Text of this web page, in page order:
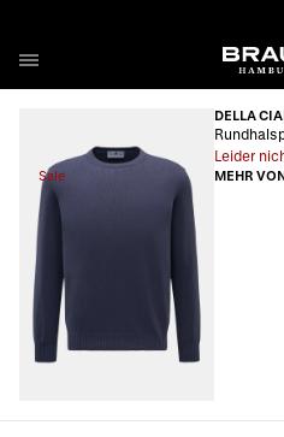
Sale
DELLA
Leider
MEHR